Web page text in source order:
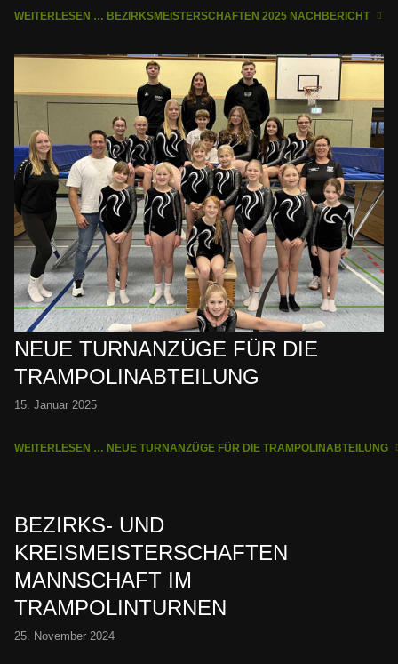
WEITERLESEN … BEZIRKSMEISTERSCHAFTEN 2025 NACHBERICHT
NEUE TURNANZÜGE FÜR DIE
TRAMPOLINABTEILUNG
15. Januar 2025
WEITERLESEN … NEUE TURNANZÜGE FÜR DIE TRAMPOLINABTEILUNG
BEZIRKS- UND
KREISMEISTERSCHAFTEN
MANNSCHAFT IM
TRAMPOLINTURNEN
25. November 2024